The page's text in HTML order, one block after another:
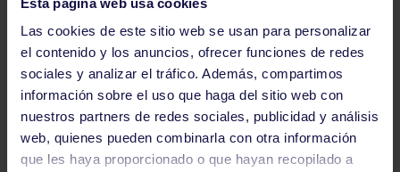
Las cookies de este sitio web se usan para personalizar
el contenido y los anuncios, ofrecer funciones de redes
sociales y analizar el tráfico. Además, compartimos
información sobre el uso que haga del sitio web con
nuestros partners de redes sociales, publicidad y análisis
web, quienes pueden combinarla con otra información
que les haya proporcionado o que hayan recopilado a
944 945 946 947 948 949 950